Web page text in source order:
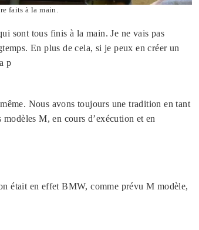
faits à la main.
sont tous finis à la main. Je ne vais pas
En plus de cela, si je peux en créer un
p
Nous avons toujours une tradition en tant
M, en cours d’exécution et en
était en effet BMW, comme prévu M modèle,